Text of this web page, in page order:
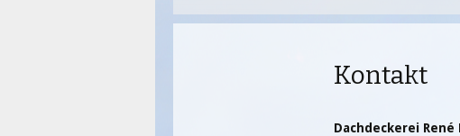
Kontakt
Dachdeckerei René